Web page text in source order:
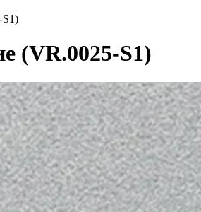
(VR.0025-S1)